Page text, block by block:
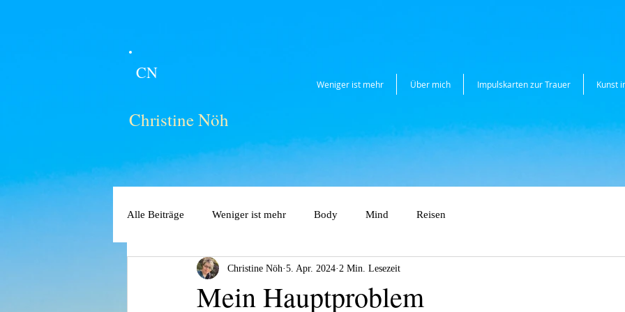
Weniger ist mehr Über mich Impulskarten zur Trauer Kunst
CN
Christine Nöh
Alle Beiträge Weniger ist mehr Body Mind Reisen
Mein Hauptproblem
Christine Nöh 5. Apr. 2024 2 Min. Lesezeit